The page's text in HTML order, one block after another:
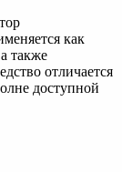
как
также
отличается
доступной